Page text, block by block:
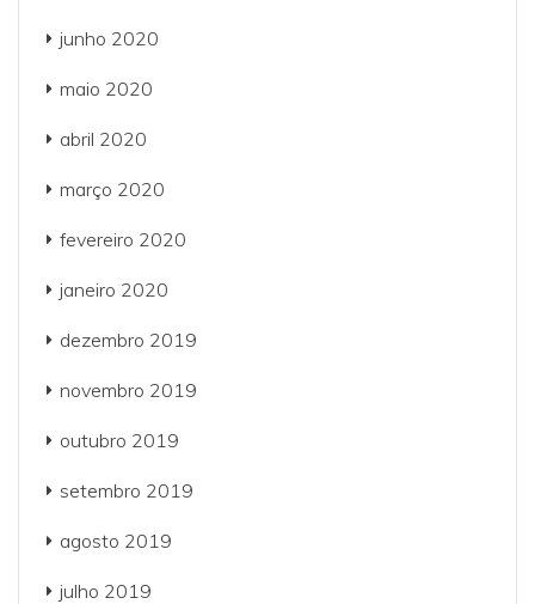
junho 2020
maio 2020
abril 2020
março 2020
fevereiro 2020
janeiro 2020
dezembro 2019
novembro 2019
outubro 2019
setembro 2019
agosto 2019
julho 2019